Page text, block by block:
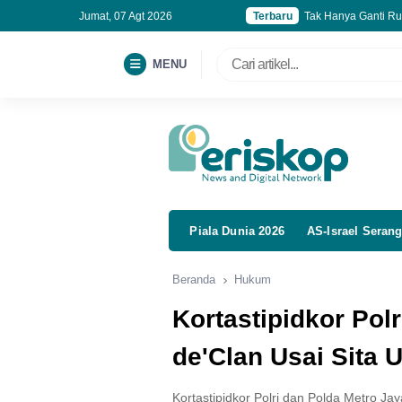
Jumat, 07 Agt 2026 Terbaru
Tak Hanya Ganti
BGN Rapikan 6
MENU
Piala Dunia 2026 AS-Israel
Beranda Hukum
Kortastipidkor
de'Clan Usai Sita
Kortastipidkor Polri dan Polda Metro